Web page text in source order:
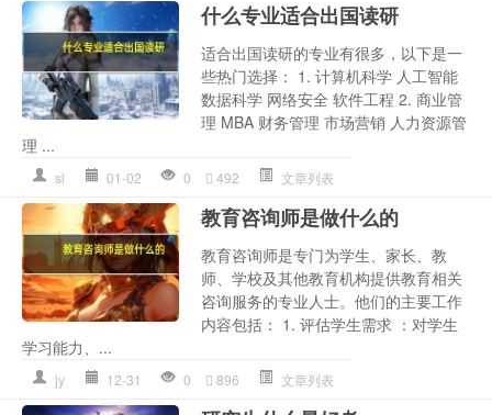
什么专业适合出国读研
适合出国读研的专业有很多，以下是一
些热门选择： 1. 计算机科学 人工智能
数据科学 网络安全 软件工程 2. 商业管
理 MBA 财务管理 市场营销 人力资源管
理 ...
sl 01-02 0 492 文章列表
教育咨询师是做什么的
教育咨询师是专门为学生、家长、教
师、学校及其他教育机构提供教育相关
咨询服务的专业人士。他们的主要工作
内容包括： 1. 评估学生需求 ：对学生
学习能力、...
jy 12-31 0 896 文章列表